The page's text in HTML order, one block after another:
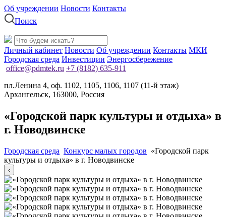
Об учреждении Новости Контакты
Поиск
Личный кабинет Новости Об учреждении Контакты МКИ
Городская среда Инвестиции Энергосбережение
office@pdmtek.ru +7 (8182) 635-911
пл.Ленина 4, оф. 1102, 1105, 1106, 1107 (11-й этаж)
Архангельск, 163000, Россия
«Городской парк культуры и отдыха» в
г. Новодвинске
Городская среда Конкурс малых городов «Городской парк
культуры и отдыха» в г. Новодвинске
‹